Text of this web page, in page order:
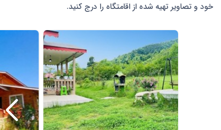
خود و تصاویر تهیه شده از اقامتگاه را درج کنید.